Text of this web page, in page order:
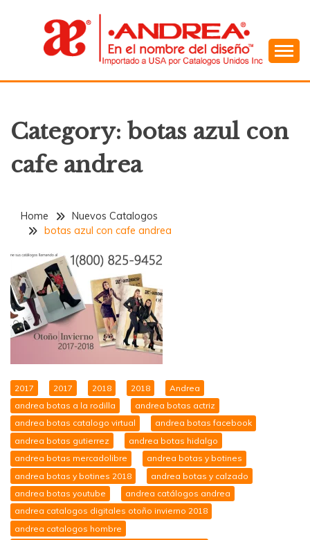
ANDREA
Category: botas azul con
cafe andrea
Home
Nuevos Catalogos
botas azul con cafe andrea
2017 2017 2018 2018
Andrea
andrea botas a la rodilla
andrea botas actriz
andrea botas catalogo virtual
andrea botas facebook
andrea botas gutierrez
andrea botas hidalgo
andrea botas mercadolibre
andrea botas y botines
andrea botas y botines 2018
andrea botas y calzado
andrea botas youtube
andrea catálogos andrea
andrea catalogos digitales otoño invierno 2018
andrea catalogos hombre